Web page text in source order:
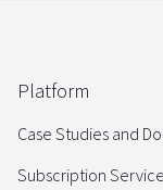
Platform
Case Studies and
Subscription